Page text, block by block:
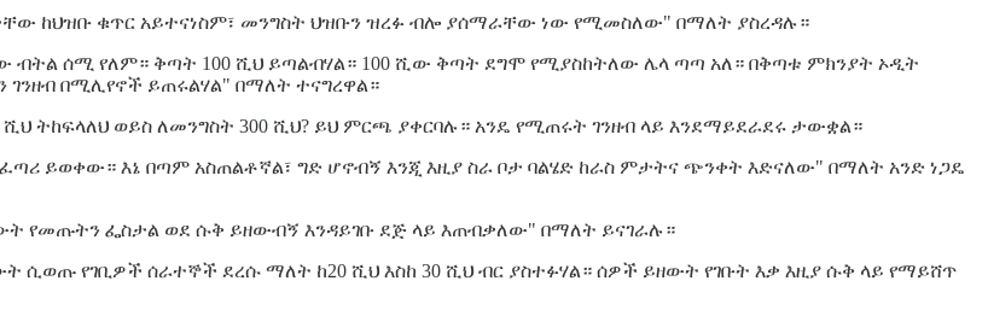
ከህዝቡ ቁጥር አይተናነስም፣ መንግስት ህዝቡን ዝረፉ ብሎ ያሰማራቸው ነው የሚመስለው" በማለት ያስረዳሉ።
ብትል ሰሚ የለም። ቅጣት 100 ሺህ ይጣልብሃል። 100 ሺው ቅጣት ደግሞ የሚያስከትለው ሌላ ጣጣ አለ። በቅጣቱ ምክንያት ኦዲት
በሚሊየኖች ይጠሩልሃል" በማለት ተናግረዋል።
ትከፍላለህ ወይስ ለመንግስት 300 ሺህ? ይህ ምርጫ ያቀርባሉ። አንዴ የሚጠሩት ገንዘብ ላይ እንደማይደራደሩ ታውቋል።
ይወቀው። እኔ በጣም አስጠልቶኛል፣ ግድ ሆኖብኝ እንጂ እዚያ ስራ ቦታ ባልሄድ ከራስ ምታትና ጭንቀት እድናለው" በማለት አንድ ነጋዴ
የመጡትን ፌስታል ወደ ሱቅ ይዘውብኝ እንዳይገቡ ደጅ ላይ እጠብቃለው" በማለት ይናገራሉ።
የገቢዎች ሰራተኞች ደረሱ ማለት ከ20 ሺህ እስከ 30 ሺህ ብር ያስተፉሃል። ሰዎች ይዘውት የገቡት እቃ እዚያ ሱቅ ላይ የማይሸጥ